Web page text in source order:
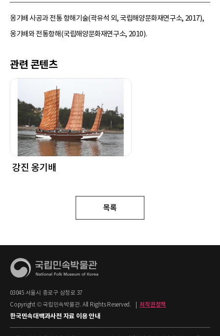
옹기배 사공과 전통 항해기술(곽유석 외, 국립해양문화재연구소, 2017),
옹기배와 전통항해(국립해양문화재연구소, 2010).
관련 콘텐츠
강진 옹기배
목록
03045 서울시 종로구 삼청로 37
Copyright © 국립민속박물관. All Rights Reserved.
저작권정책
한국민속대백과사전 자료 이용 안내